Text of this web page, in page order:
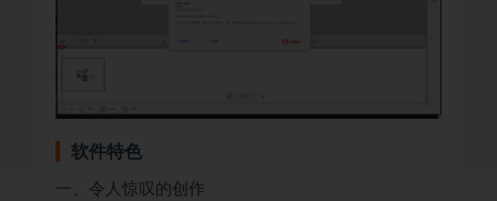
软件特色
一、令人惊叹的创作